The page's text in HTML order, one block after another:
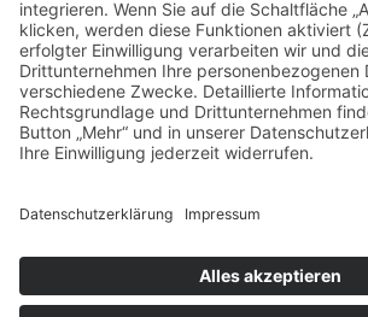
paypal@heilbronner-tierschutz.de
© 2021Systemhaus JOAM